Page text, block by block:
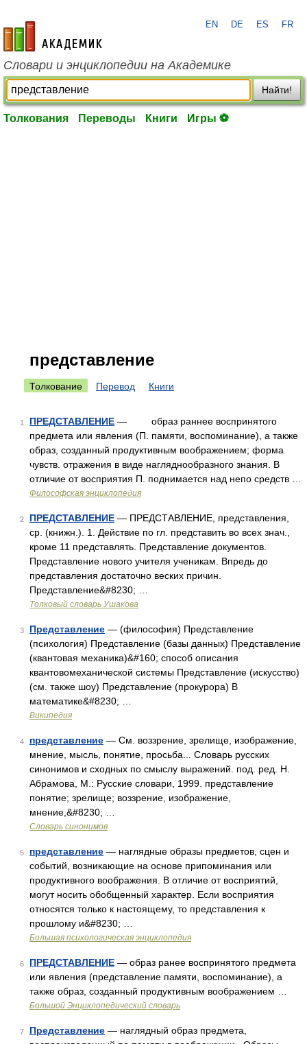
academic.ru
EN DE ES FR
Словари и энциклопедии на Академике
Найти!
Толкования Переводы Книги Игры ⚽
представление
Толкование Перевод Книги
1 ПРЕДСТАВЛЕНИЕ — образ раннее воспринятого
предмета или явления (П. памяти, воспоминание), а также
образ, созданный продуктивным воображением; форма
чувств. отражения в виде нагляднообразного знания. В
отличие от восприятия П. поднимается над непо средств …
Философская энциклопедия
2 ПРЕДСТАВЛЕНИЕ — ПРЕДСТАВЛЕНИЕ, представления,
ср. (книжн.). 1. Действие по гл. представить во всех знач.,
кроме 11 представлять. Представление документов.
Представление нового учителя ученикам. Впредь до
представления достаточно веских причин.
Представление&#8230; …
Толковый словарь Ушакова
3 Представление — (философия) Представление
(психология) Представление (базы данных) Представление
(квантовая механика)&#160; способ описания
квантовомеханической системы Представление (искусство)
(см. также шоу) Представление (прокурора) В
математике&#8230; …
Википедия
4 представление — См. воззрение, зрелище, изображение,
мнение, мысль, понятие, просьба... Словарь русских
синонимов и сходных по смыслу выражений. под. ред. Н.
Абрамова, М.: Русские словари, 1999. представление
понятие; зрелище; воззрение, изображение,
мнение,&#8230; …
Словарь синонимов
5 представление — наглядные образы предметов, сцен и
событий, возникающие на основе припоминания или
продуктивного воображения. В отличие от восприятий,
могут носить обобщенный характер. Если восприятия
относятся только к настоящему, то представления к
прошлому и&#8230; …
Большая психологическая энциклопедия
6 ПРЕДСТАВЛЕНИЕ — образ ранее воспринятого предмета
или явления (представление памяти, воспоминание), а
также образ, созданный продуктивным воображением …
Большой Энциклопедический словарь
7 Представление — наглядный образ предмета,